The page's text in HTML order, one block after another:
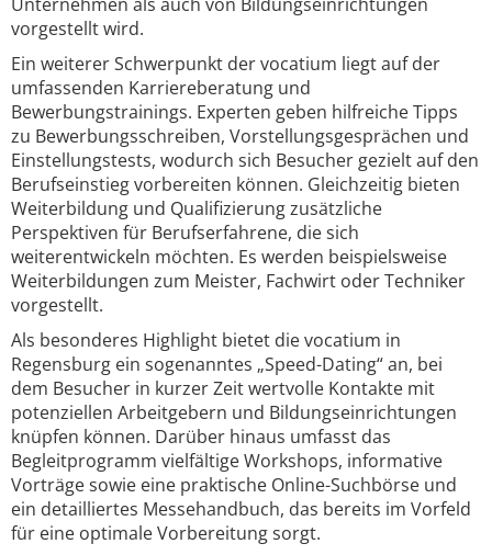
vorgestellt wird.
Ein weiterer Schwerpunkt der vocatium liegt auf der
umfassenden Karriereberatung und
Bewerbungstrainings. Experten geben hilfreiche Tipps
zu Bewerbungsschreiben, Vorstellungsgesprächen und
Einstellungstests, wodurch sich Besucher gezielt auf den
Berufseinstieg vorbereiten können. Gleichzeitig bieten
Weiterbildung und Qualifizierung zusätzliche
Perspektiven für Berufserfahrene, die sich
weiterentwickeln möchten. Es werden beispielsweise
Weiterbildungen zum Meister, Fachwirt oder Techniker
vorgestellt.
Als besonderes Highlight bietet die vocatium in
Regensburg ein sogenanntes „Speed-Dating“ an, bei
dem Besucher in kurzer Zeit wertvolle Kontakte mit
potenziellen Arbeitgebern und Bildungseinrichtungen
knüpfen können. Darüber hinaus umfasst das
Begleitprogramm vielfältige Workshops, informative
Vorträge sowie eine praktische Online-Suchbörse und
ein detailliertes Messehandbuch, das bereits im Vorfeld
für eine optimale Vorbereitung sorgt.